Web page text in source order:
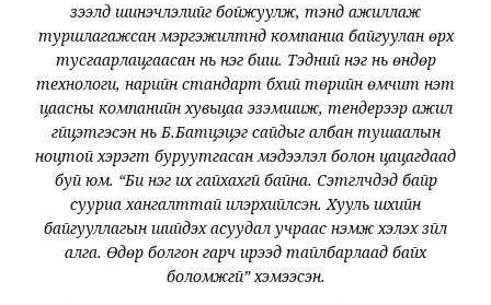
зээлд шинэчлэлийг бойжуулж, тэнд ажиллаж
туршлагажсан мэргэжилтнүүд компаниа байгуулан өрх
тусгаарлацгаасан нь нэг биш. Тэдний нэг нь өндөр
технологи, нарийн стандарт бүхий төрийн өмчит үнэт
цаасны компанийн хувьцаа эзэмшиж, тендерээр ажил
гүйцэтгэсэн нь Б.Батцэцэг сайдыг албан тушаалын
ноцтой хэрэгт буруутгасан мэдээлэл болон цацагдаад
буй юм. “Би нэг их гайхахгүй байна. Сэтгүүлчдэд байр
сууриа хангалттай илэрхийлсэн. Хууль шүүхийн
байгууллагын шийдэх асуудал учраас нэмж хэлэх зүйл
алга. Өдөр болгон гарч ирээд тайлбарлаад байх
боломжгүй” хэмээсэн.